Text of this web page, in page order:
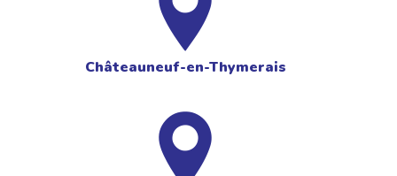
Châteauneuf-en-Thymerais